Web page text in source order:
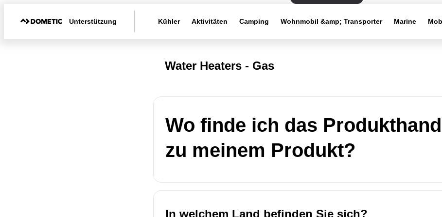
Unterstützung Kühler Aktivitäten Camping Wohnmobil &amp; Transporter Marine
Water Heaters - Gas
Wo finde ich das
zu meinem Produkt?
In welchem Land befinden Sie sich?